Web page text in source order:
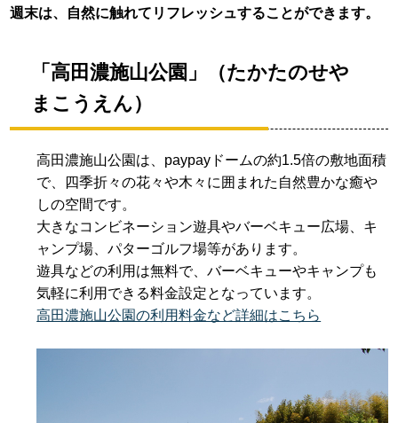
週末は、自然に触れてリフレッシュすることができます。
「高田濃施山公園」（たかたのせや
まこうえん）
高田濃施山公園は、paypayドームの約1.5倍の敷地面積
で、四季折々の花々や木々に囲まれた自然豊かな癒や
しの空間です。
大きなコンビネーション遊具やバーベキュー広場、キ
ャンプ場、パターゴルフ場等があります。
遊具などの利用は無料で、バーベキューやキャンプも
気軽に利用できる料金設定となっています。
高田濃施山公園の利用料金など詳細はこちら